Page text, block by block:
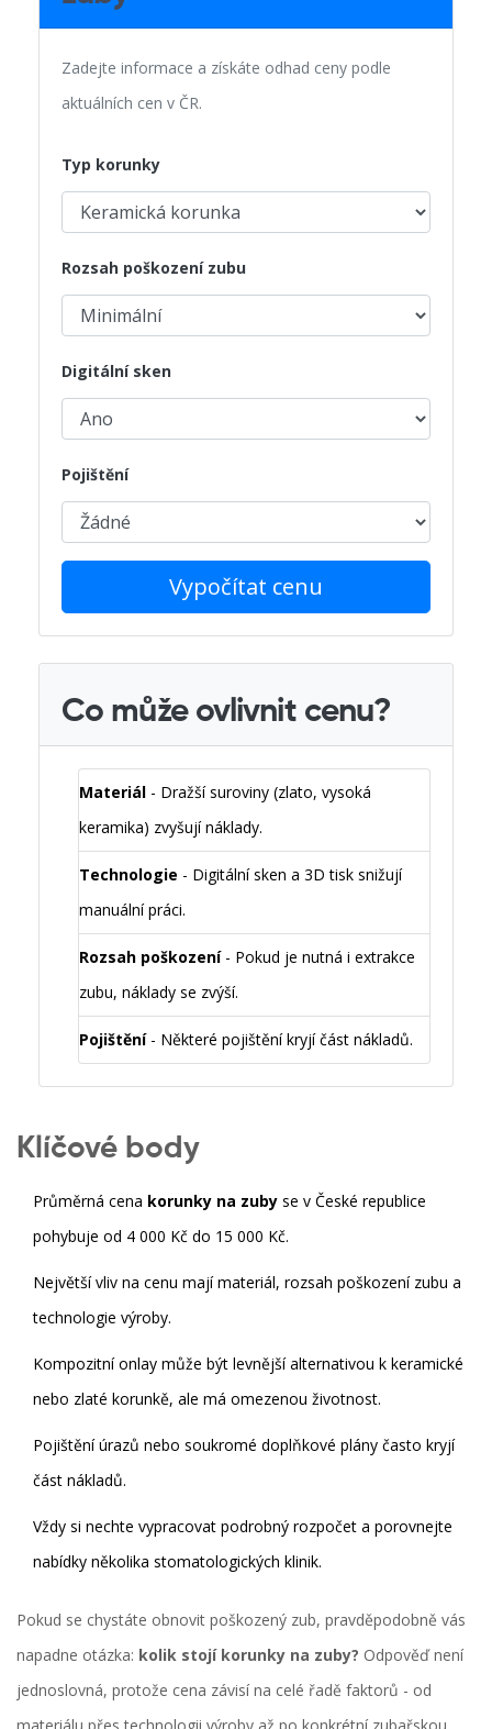
Zadejte informace a získáte odhad ceny podle
aktuálních cen v ČR.
Typ korunky
Rozsah poškození zubu
Digitální sken
Pojištění
Vypočítat cenu
Co může ovlivnit cenu?
Materiál - Dražší suroviny (zlato, vysoká
keramika) zvyšují náklady.
Technologie - Digitální sken a 3D tisk snižují
manuální práci.
Rozsah poškození- Pokud je nutná i extrakce
zubu, náklady se zvýší.
Pojištění- Některé pojištění kryjí část nákladů.
Klíčové body
Průměrná cena korunky na zuby se v České republice
pohybuje od 4 000 Kč do 15 000 Kč.
Největší vliv na cenu mají materiál, rozsah poškození zubu a
technologie výroby.
Kompozitní onlay může být levnější alternativou k keramické
nebo zlaté korunkě, ale má omezenou životnost.
Pojištění úrazů nebo soukromé doplňkové plány často kryjí
část nákladů.
Vždy si nechte vypracovat podrobný rozpočet a porovnejte
nabídky několika stomatologických klinik.
Pokud se chystáte obnovit poškozený zub, pravděpodobně vás
napadne otázka: kolik stojí korunky na zuby? Odpověď není
jednoslovná, protože cena závisí na celé řadě faktorů - od